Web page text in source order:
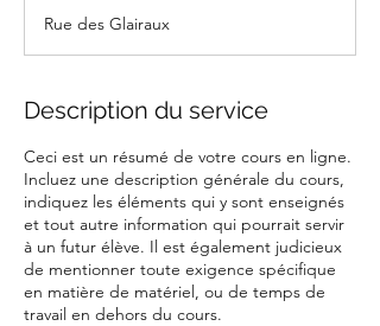
m
i
é
Rue des Glairaux
Description du service
Ceci est un résumé de votre cours en ligne.
Incluez une description générale du cours,
indiquez les éléments qui y sont enseignés
et tout autre information qui pourrait servir
à un futur élève. Il est également judicieux
de mentionner toute exigence spécifique
en matière de matériel, ou de temps de
travail en dehors du cours.